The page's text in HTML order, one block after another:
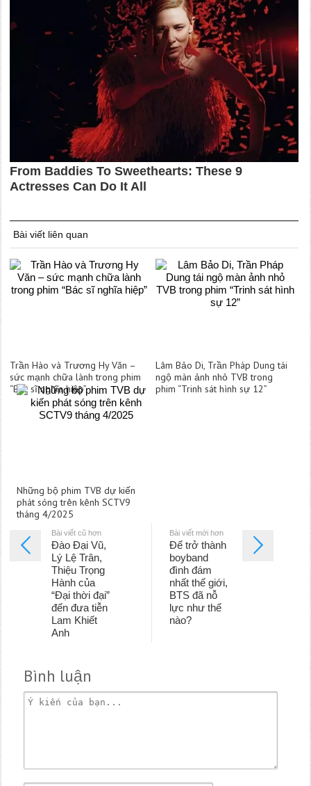
Bài viết liên quan
Trần Hào và Trương Hy Văn –
sức mạnh chữa lành trong phim
“Bác sĩ nghĩa hiệp”
Lâm Bảo Di, Trần Pháp Dung tái
ngộ màn ảnh nhỏ TVB trong
phim “Trinh sát hình sự 12”
Những bộ phim TVB dự kiến
phát sóng trên kênh SCTV9
tháng 4/2025
Bài viết cũ hơn
Đào Đại Vũ,
Lý Lệ Trân,
Thiệu Trọng
Hành của
“Đại thời đại”
đến đưa tiễn
Lam Khiết
Anh
Bài viết mới hơn
Để trở thành
boyband
đình đám
nhất thế giới,
BTS đã nỗ
lực như thế
nào?
Bình luận